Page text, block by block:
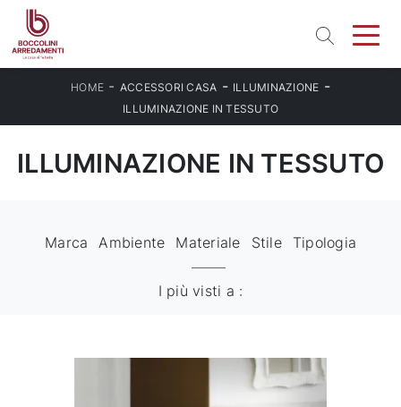
HOME - ACCESSORI CASA - ILLUMINAZIONE -
ILLUMINAZIONE IN TESSUTO
ILLUMINAZIONE IN TESSUTO
Marca Ambiente Materiale Stile Tipologia
I più visti a :